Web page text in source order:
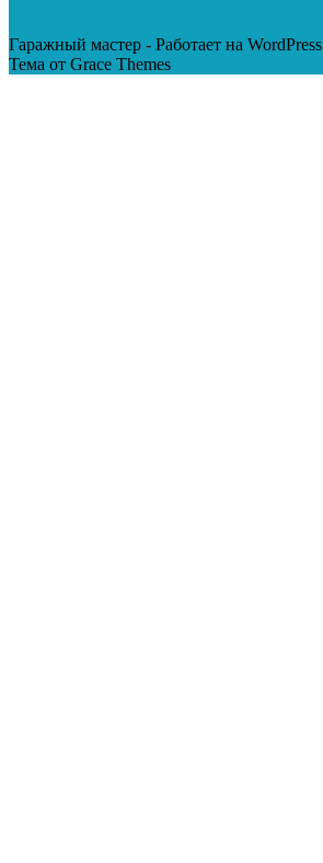
Гаражный мастер - Работает на WordPress
Тема от Grace Themes